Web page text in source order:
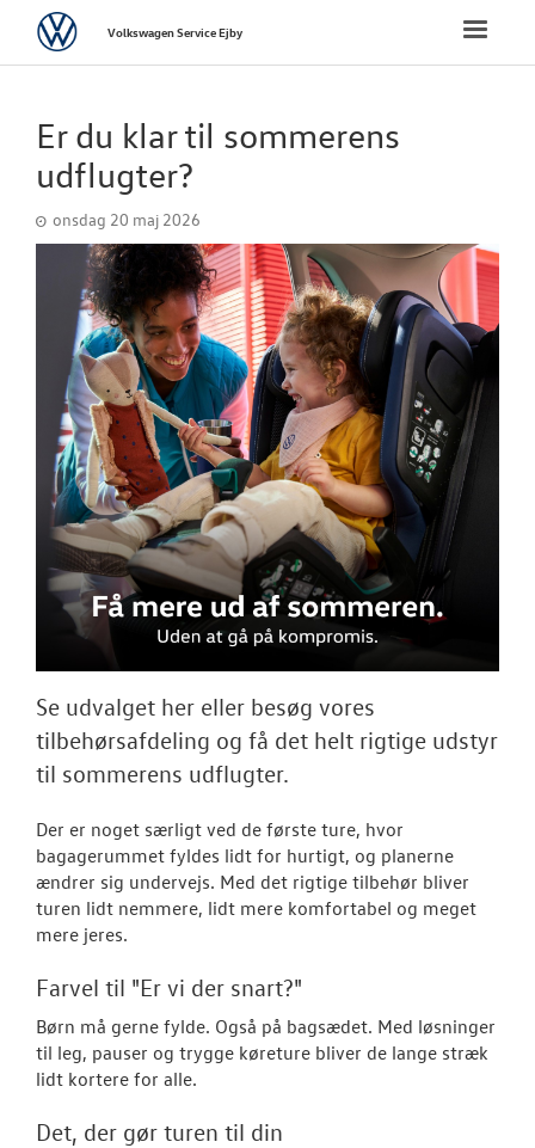
BRUGTE BILER
TILBEHØR
RESERVEDELE
NYHEDER
Tilmeld
Tilmeld dig
Danmarks
Aktuelt
Toggle
VolkswagenVolkswagen Service Ejby
Er du klar til sommerens
udflugter?
onsdag 20 maj 2026
Se udvalget her eller besøg vores
tilbehørsafdeling og få det helt rigtige udstyr
til sommerens udflugter.
Der er noget særligt ved de første ture, hvor
bagagerummet fyldes lidt for hurtigt, og planerne
ændrer sig undervejs. Med det rigtige tilbehør bliver
turen lidt nemmere, lidt mere komfortabel og meget
mere jeres.
Farvel til "Er vi der snart?"
Børn må gerne fylde. Også på bagsædet. Med løsninger
til leg, pauser og trygge køreture bliver de lange stræk
lidt kortere for alle.
Det, der gør turen til din